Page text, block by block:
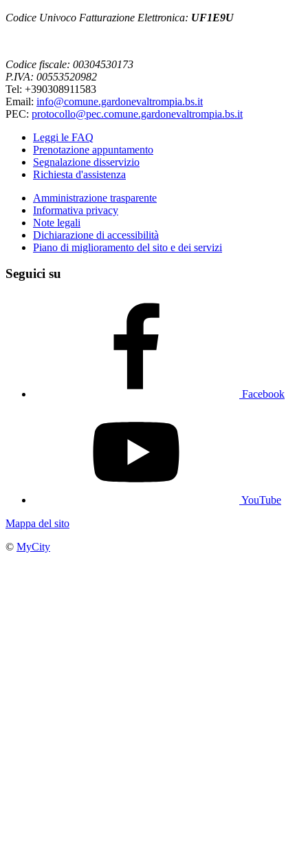
Codice Univoco Fatturazione Elettronica: UF1E9U
Codice fiscale: 00304530173
P.IVA: 00553520982
Tel: +390308911583
Email: info@comune.gardonevaltrompia.bs.it
PEC: protocollo@pec.comune.gardonevaltrompia.bs.it
Leggi le FAQ
Prenotazione appuntamento
Segnalazione disservizio
Richiesta d'assistenza
Amministrazione trasparente
Informativa privacy
Note legali
Dichiarazione di accessibilità
Piano di miglioramento del sito e dei servizi
Seguici su
Facebook
YouTube
Mappa del sito
© MyCity